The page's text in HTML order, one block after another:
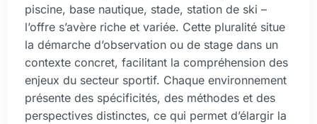
piscine, base nautique, stade, station de ski –
l’offre s’avère riche et variée. Cette pluralité situe
la démarche d’observation ou de stage dans un
contexte concret, facilitant la compréhension des
enjeux du secteur sportif. Chaque environnement
présente des spécificités, des méthodes et des
perspectives distinctes, ce qui permet d’élargir la